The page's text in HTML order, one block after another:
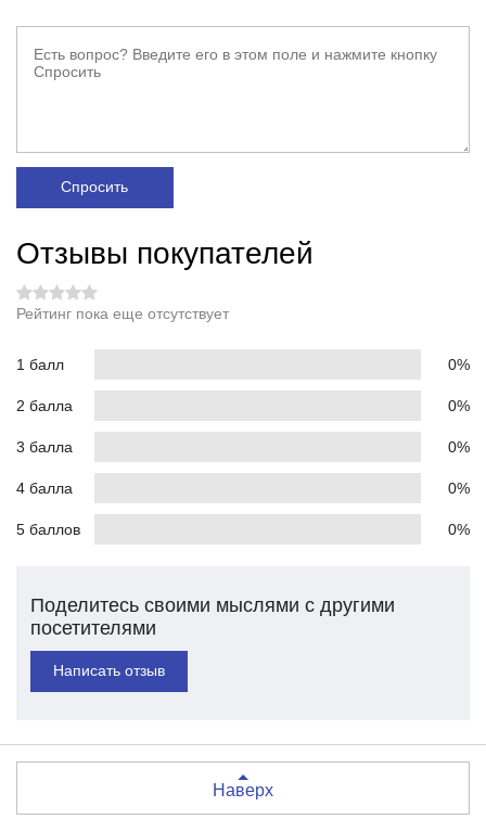
Спросить
Отзывы покупателей
Рейтинг пока еще отсутствует
1 балл 0%
2 балла 0%
3 балла 0%
4 балла 0%
5 баллов 0%
Поделитесь своими мыслями с другими
посетителями
Написать отзыв
Наверх